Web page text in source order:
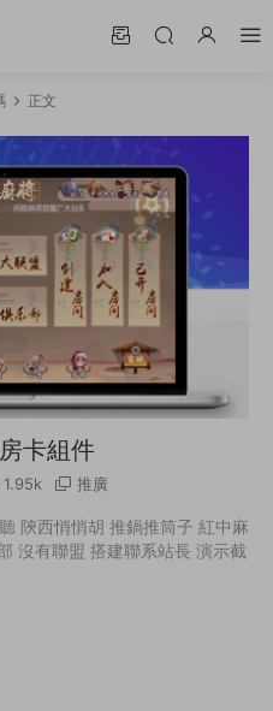
正文
卡組件
1.95k 推廣
陝西悄悄胡 推鍋推筒子 紅中麻
沒有聯盟 搭建聯系站長 演示截